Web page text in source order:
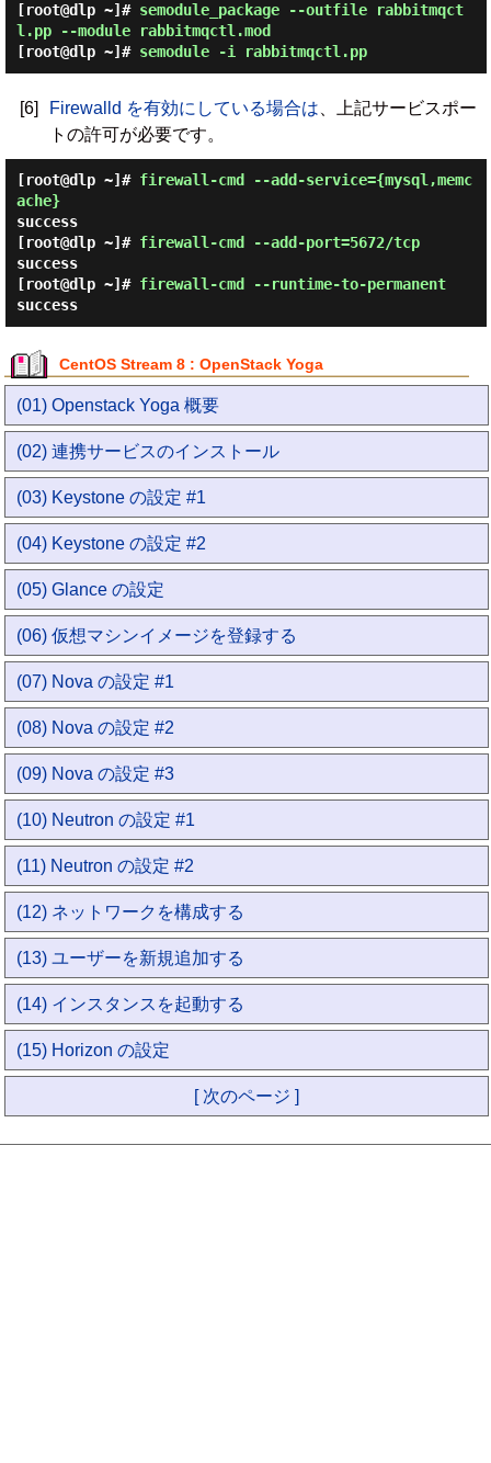
[root@dlp ~]# semodule_package --outfile rabbitmqct
l.pp --module rabbitmqctl.mod
[root@dlp ~]# semodule -i rabbitmqctl.pp
[6] Firewalld を有効にしている場合は 、上記サービスポー
トの許可が必要です。
[root@dlp ~]# firewall-cmd --add-service={mysql,memc
ache}
success
[root@dlp ~]# firewall-cmd --add-port=5672/tcp
success
[root@dlp ~]# firewall-cmd --runtime-to-permanent
success
CentOS Stream 8 : OpenStack Yoga
(01) Openstack Yoga 概要
(02) 連携サービスのインストール
(03) Keystone の設定 #1
(04) Keystone の設定 #2
(05) Glance の設定
(06) 仮想マシンイメージを登録する
(07) Nova の設定 #1
(08) Nova の設定 #2
(09) Nova の設定 #3
(10) Neutron の設定 #1
(11) Neutron の設定 #2
(12) ネットワークを構成する
(13) ユーザーを新規追加する
(14) インスタンスを起動する
(15) Horizon の設定
[ 次のページ ]